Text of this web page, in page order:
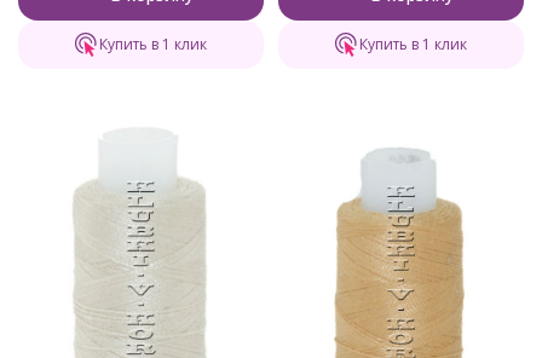
Купить в 1 клик Купить в 1 клик